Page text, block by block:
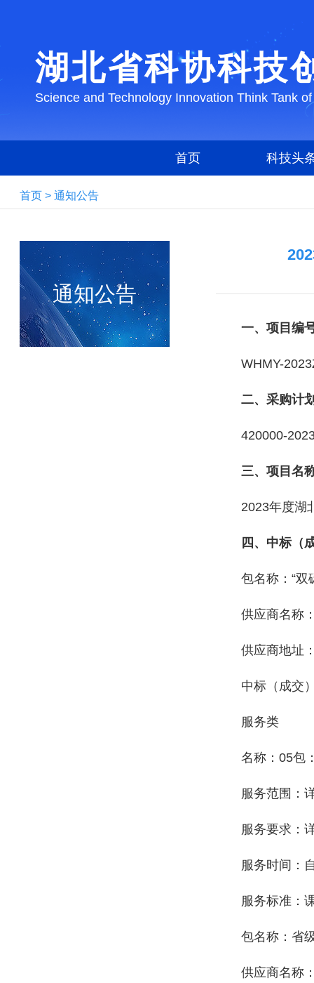
湖北省科协科技
Science and Technology Innovation Think Tank
首页 科技头
首页 > 通知公告
通知公告
一、项目编
WHMY-
二、采购计
420000-
三、项目名
2023年度湖
四、中标（
包名称：“双
供应商名称
供应商地址
中标（成交
服务类
名称：05包
服务范围：
服务要求：
服务时间：
服务标准：
包名称：省
供应商名称